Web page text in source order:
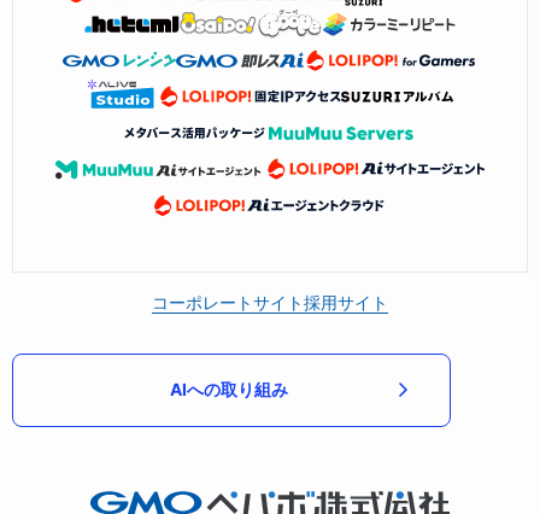
コーポレートサイト採用サイト
AIへの取り組み